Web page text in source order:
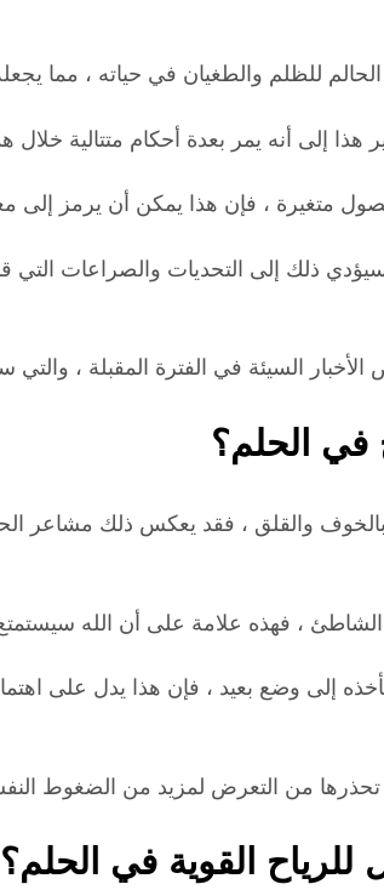
للظلم والطغيان في حياته ، مما
هذا إلى أنه يمر بعدة أحكام متتالية
متغيرة ، فإن هذا يمكن أن يرمز إلى
ذلك إلى التحديات والصراعات
في الحلم؟
بالخوف والقلق ، فقد يعكس ذلك
، فهذه علامة على أن الله سيستمتع
إلى وضع بعيد ، فإن هذا يدل على
من التعرض لمزيد من الضغوط
للرياح القوية في الحلم؟